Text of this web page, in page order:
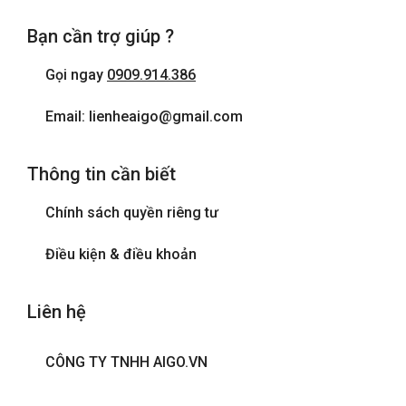
Bạn cần trợ giúp ?
Gọi ngay 0909.914.386
Email: lienheaigo@gmail.com
Thông tin cần biết
Chính sách quyền riêng tư
Điều kiện & điều khoản
Liên hệ
CÔNG TY TNHH AIGO.VN